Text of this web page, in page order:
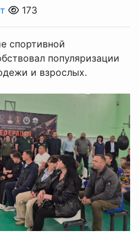
173
спортивной
популяризации
и взрослых.